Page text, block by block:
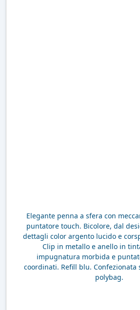
Elegante penna a sfera con
puntatore touch. Bicolore, dal
dettagli color argento lucido e
Clip in metallo e anello in
impugnatura morbida e
coordinati. Refill blu.
polybag.